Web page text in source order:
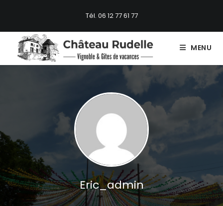
content
Tél. 06 12 77 61 77
MENU
Eric_admin